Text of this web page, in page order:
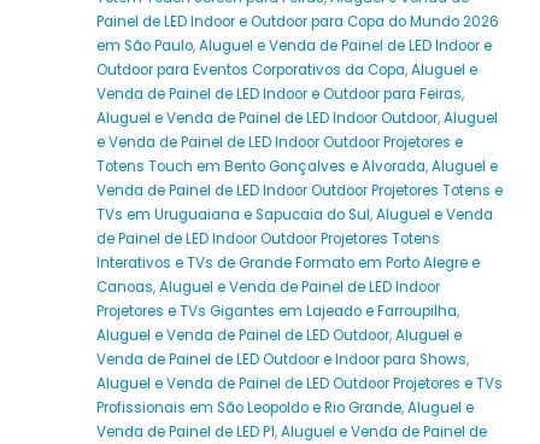
Painel de LED Indoor e Outdoor para Copa do Mundo 2026
em São Paulo,Aluguel e Venda de Painel de LED Indoor e
Outdoor para Eventos Corporativos da Copa,Aluguel e
Venda de Painel de LED Indoor e Outdoor para Feiras,
Aluguel e Venda de Painel de LED Indoor Outdoor,Aluguel
e Venda de Painel de LED Indoor Outdoor Projetores e
Totens Touch em Bento Gonçalves e Alvorada,Aluguel e
Venda de Painel de LED Indoor Outdoor Projetores Totens e
TVs em Uruguaiana e Sapucaia do Sul,Aluguel e Venda
de Painel de LED Indoor Outdoor Projetores Totens
Interativos e TVs de Grande Formato em Porto Alegre e
Canoas,Aluguel e Venda de Painel de LED Indoor
Projetores e TVs Gigantes em Lajeado e Farroupilha,
Aluguel e Venda de Painel de LED Outdoor,Aluguel e
Venda de Painel de LED Outdoor e Indoor para Shows,
Aluguel e Venda de Painel de LED Outdoor Projetores e TVs
Profissionais em São Leopoldo e Rio Grande,Aluguel e
Venda de Painel de LED P1,Aluguel e Venda de Painel de